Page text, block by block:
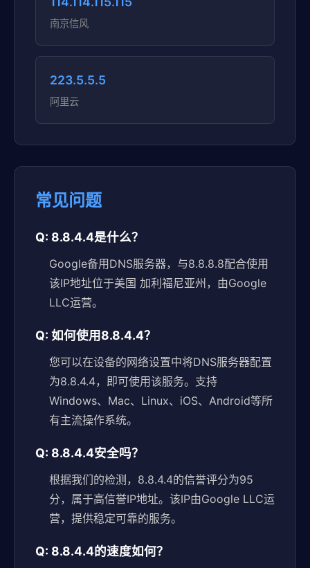
南京信风
223.5.5.5
阿里云
常见问题
Q: 8.8.4.4是什么？
Google备用DNS服务器，与8.8.8.8配合使用
该IP地址位于美国 加利福尼亚州，由Google
LLC运营。
Q: 如何使用8.8.4.4？
您可以在设备的网络设置中将DNS服务器配置
为8.8.4.4，即可使用该服务。支持
Windows、Mac、Linux、iOS、Android等所
有主流操作系统。
Q: 8.8.4.4安全吗？
根据我们的检测，8.8.4.4的信誉评分为95
分，属于高信誉IP地址。该IP由Google LLC运
营，提供稳定可靠的服务。
Q: 8.8.4.4的速度如何？